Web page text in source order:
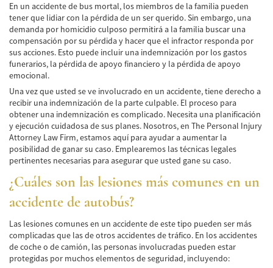
Cerradura de la Puerta del Automóvil
Defectuosa
Choque Trasero
Colisiones Frontales
Compensación por Accidentes de Auto
Cobertura de Seguro de Automóvil
Condiciones Peligrosas de la Carretera
Conductor Ebrio
Colisiones de Impacto Lateral
Estadísticas Generales de los Accidentes
Mortales
En un accidente de bus mortal, los miembros de la familia pueden
tener que lidiar con la pérdida de un ser querido. Sin embargo, una
demanda por homicidio culposo permitirá a la familia buscar una
compensación por su pérdida y hacer que el infractor responda por
sus acciones. Esto puede incluir una indemnización por los gastos
funerarios, la pérdida de apoyo financiero y la pérdida de apoyo
emocional.
Una vez que usted se ve involucrado en un accidente, tiene derecho a
recibir una indemnización de la parte culpable. El proceso para
obtener una indemnización es complicado. Necesita una planificación
y ejecución cuidadosa de sus planes. Nosotros, en The Personal Injury
Attorney Law Firm, estamos aquí para ayudar a aumentar la
posibilidad de ganar su caso. Emplearemos las técnicas legales
pertinentes necesarias para asegurar que usted gane su caso.
¿Cuáles son las lesiones más comunes en un
accidente de autobús?
Las lesiones comunes en un accidente de este tipo pueden ser más
complicadas que las de otros accidentes de tráfico. En los accidentes
de coche o de camión, las personas involucradas pueden estar
protegidas por muchos elementos de seguridad, incluyendo: